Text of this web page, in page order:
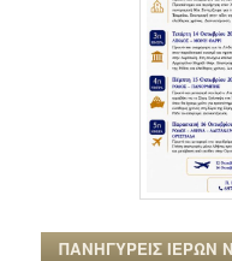
ΠΑΝΗΓΥΡΕΙΣ ΙΕΡΩΝ